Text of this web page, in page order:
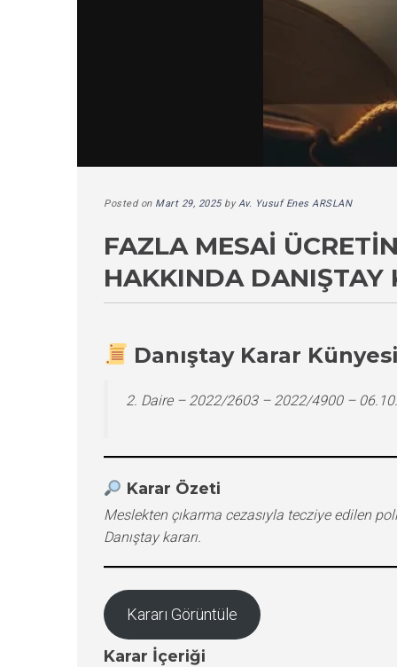
Posted on Mart 29, 2025byAv. Yusuf Enes ARSLAN
FAZLA MESAI
HAKKINDA DANIŞTAY
Danıştay Karar
2. Daire – 2022/2603 – 2022/4900 –
Karar Özeti
Meslekten çıkarma cezasıyla tecziye edilen
Danıştay kararı.
Kararı Görüntüle
Karar İçeriği